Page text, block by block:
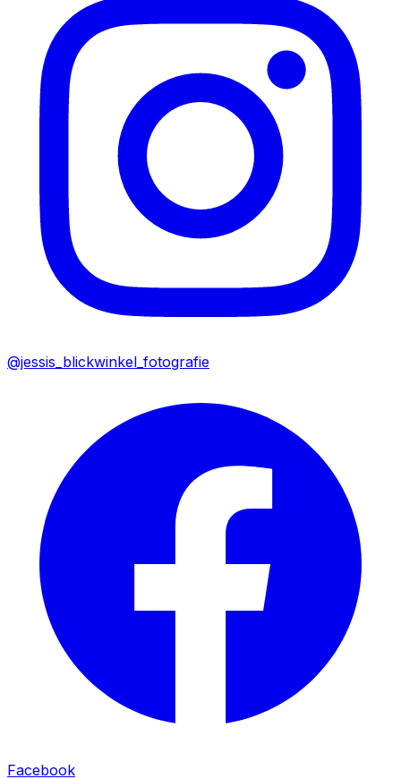
@jessis_blickwinkel_fotografie
Facebook